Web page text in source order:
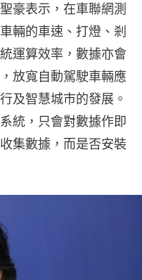
豪表示，在車聯網測
輛的車速、打燈、剎
運算效率，數據亦會
放寬自動駕駛車輛應
及智慧城市的發展。
統，只會對數據作即
集數據，而是否安裝